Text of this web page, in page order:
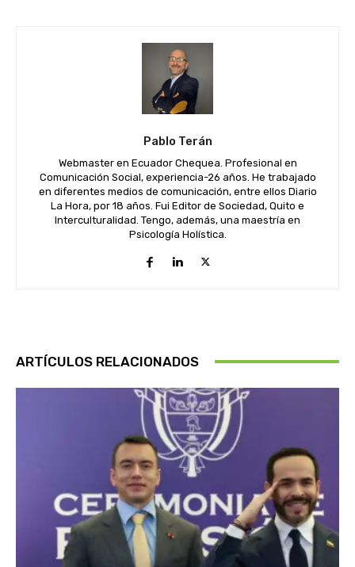
Pablo Terán
Webmaster en Ecuador Chequea. Profesional en
Comunicación Social, experiencia-26 años. He trabajado
en diferentes medios de comunicación, entre ellos Diario
La Hora, por 18 años. Fui Editor de Sociedad, Quito e
Interculturalidad. Tengo, además, una maestría en
Psicología Holística.
ARTÍCULOS RELACIONADOS